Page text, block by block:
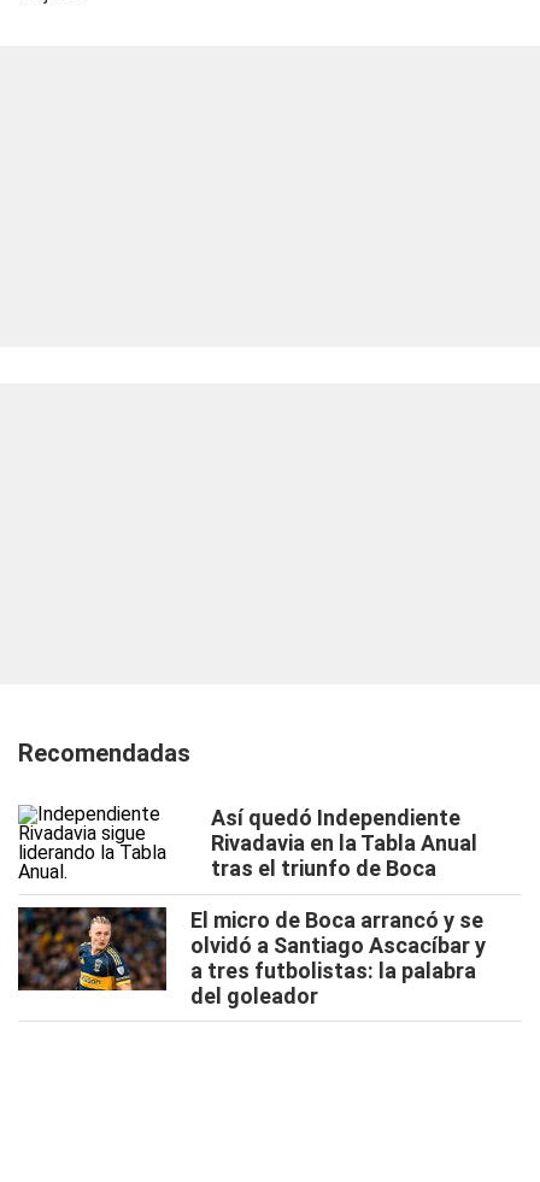
Recomendadas
Así quedó Independiente
Rivadavia en la Tabla Anual
tras el triunfo de Boca
El micro de Boca arrancó y se
olvidó a Santiago Ascacíbar y
a tres futbolistas: la palabra
del goleador